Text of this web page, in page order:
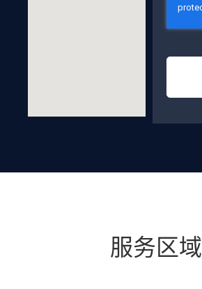
服务区域